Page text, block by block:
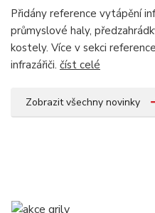
Přidány reference vytápění
průmyslové haly,
kostely. Více v sekci
infrazářiči. číst celé
Zobrazit všechny novinky